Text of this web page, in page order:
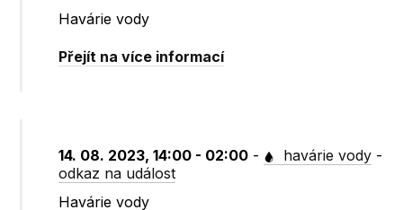
Havárie vody
Přejít na více informací
14. 08. 2023, 14:00 - 02:00 - havárie vody -
odkaz na událost
Havárie vody